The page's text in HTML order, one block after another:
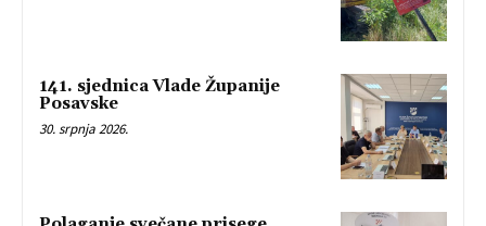
141. sjednica Vlade Županije
Posavske
30. srpnja 2026.